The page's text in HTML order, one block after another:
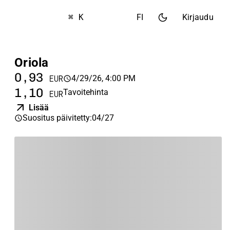
⌘ K FI Kirjaudu
Oriola
0,93 EUR 4/29/26, 4:00 PM
1,10 EURTavoitehinta
Lisää
Suositus päivitetty:04/27